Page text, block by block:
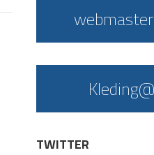
TWITTER